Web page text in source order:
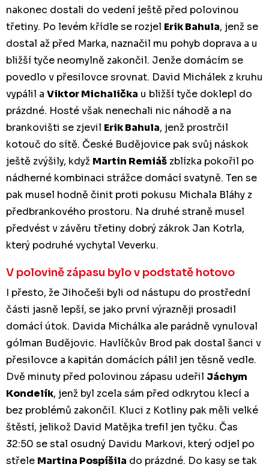
nakonec dostali do vedení ještě před polovinou
třetiny. Po levém křídle se rozjel Erik Bahula, jenž se
dostal až před Marka, naznačil mu pohyb doprava a u
bližší tyče neomylně zakončil. Jenže domácím se
povedlo v přesilovce srovnat. David Michálek z kruhu
vypálil a Viktor Michalička u bližší tyče doklepl do
prázdné. Hosté však nenechali nic náhodě a na
brankovišti se zjevil Erik Bahula, jenž prostrčil
kotouč do sítě. České Budějovice pak svůj náskok
ještě zvýšily, když Martin Remiáš zblízka pokořil po
nádherné kombinaci strážce domácí svatyně. Ten se
pak musel hodně činit proti pokusu Michala Bláhy z
předbrankového prostoru. Na druhé straně musel
předvést v závěru třetiny dobrý zákrok Jan Kotrla,
který podruhé vychytal Veverku.
V polovině zápasu bylo v podstatě hotovo
I přesto, že Jihočeši byli od nástupu do prostřední
části jasně lepší, se jako první výrazněji prosadil
domácí útok. Davida Michálka ale parádně vynuloval
gólman Budějovic. Havlíčkův Brod pak dostal šanci v
přesilovce a kapitán domácích pálil jen těsně vedle.
Dvě minuty před polovinou zápasu udeřil Jáchym
Kondelík, jenž byl zcela sám před odkrytou klecí a
bez problémů zakončil. Kluci z Kotliny pak měli velké
štěstí, jelikož David Matějka trefil jen tyčku. Čas
32:50 se stal osudný Davidu Markovi, který odjel po
střele Martina Pospíšila do prázdné. Do kasy se tak